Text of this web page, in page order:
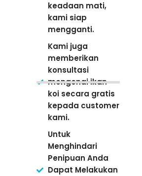
keadaan mati,
kami siap
mengganti.
Kami juga
memberikan
konsultasi
mengenai ikan
koi secara gratis
kepada customer
kami.
Untuk
Menghindari
Penipuan Anda
Dapat Melakukan